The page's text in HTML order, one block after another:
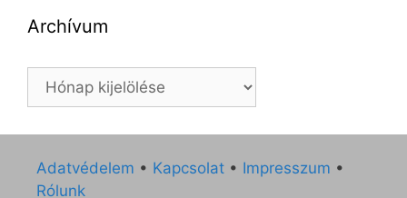
Archívum
Archívum
Adatvédelem • Kapcsolat • Impresszum •
Rólunk